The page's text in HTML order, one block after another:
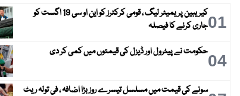
01
کیریبین پریمیئر لیگ ، قومی کرکٹرز کو این او سی 19 اگست کو
جاری کرنے کا فیصلہ
04حکومت نے پیٹرول اور ڈیزل کی قیمتوں میں کمی کر دی
سونے کی قیمت میں مسلسل تیسرے روز بڑا اضافہ ، فی تولہ ریٹ